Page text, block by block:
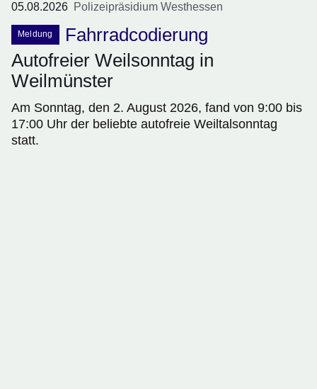
05.08.2026 Polizeipräsidium Westhessen
Meldung
Fahrradcodierung
Autofreier Weilsonntag in
Weilmünster
Am Sonntag, den 2. August 2026, fand von 9:00 bis
17:00 Uhr der beliebte autofreie Weiltalsonntag
statt.